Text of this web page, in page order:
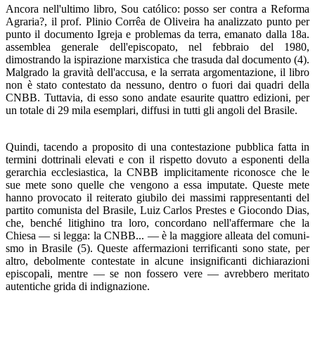
Ancora nell'ultimo libro, Sou católico: posso ser contra a Reforma
Agraria?, il prof. Plinio Corrêa de Oliveira ha ana­lizzato punto per
punto il documento Igreja e problemas da terra, emanato dalla 18a.
assemblea generale dell'episcopato, nel febbraio del 1980,
dimostrando la ispirazione marxistica che trasuda dal documento (4).
Malgrado la gravità dell'ac­cusa, e la serrata argomentazione, il libro
non è stato conte­stato da nessuno, dentro o fuori dai quadri della
CNBB. Tuttavia, di esso sono andate esaurite quattro edizioni, per
un totale di 29 mila esemplari, diffusi in tutti gli angoli del Brasile.
Quindi, tacendo a proposito di una contestazione pubbli­ca fatta in
termini dottrinali elevati e con il rispetto dovuto a esponenti della
gerarchia ecclesiastica, la CNBB implicita­mente riconosce che le
sue mete sono quelle che vengono a essa imputate. Queste mete
hanno provocato il reiterato giu­bilo dei massimi rappresentanti del
partito comunista del Brasile, Luiz Carlos Prestes e Giocondo Dias,
che, benché litighino tra loro, concordano nell'affermare che la
Chiesa — si legga: la CNBB... — è la maggiore alleata del comuni­
smo in Brasile (5). Queste affermazioni terrificanti sono sta­te, per
altro, debolmente contestate in alcune insignificanti dichiarazioni
episcopali, mentre — se non fossero vere — avrebbero meritato
autentiche grida di indignazione.